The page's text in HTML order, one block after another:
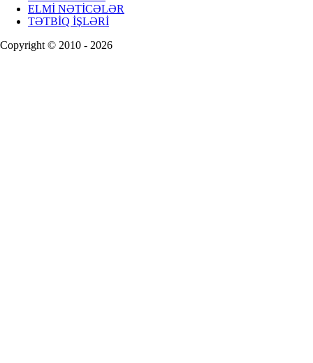
ELMİ NƏTİCƏLƏR
TƏTBİQ İŞLƏRİ
Copyright © 2010 - 2026